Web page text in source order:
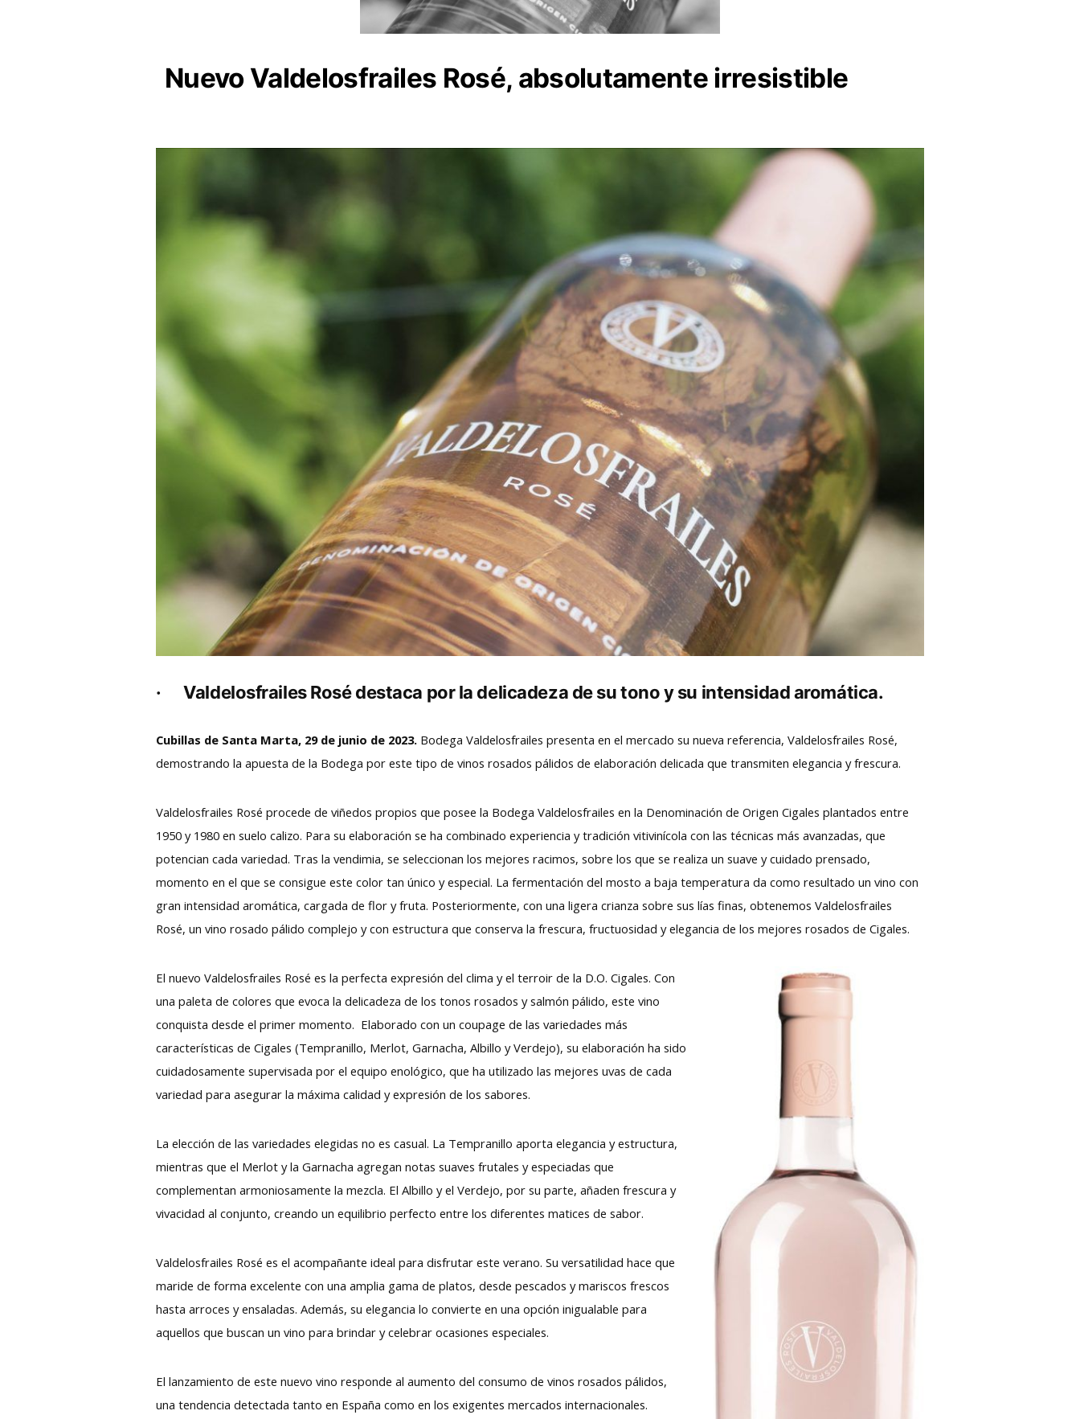
Nuevo Valdelosfrailes Rosé, absolutamente irresistible
· Valdelosfrailes Rosé destaca por la delicadeza de su tono y su intensidad aromática.
Cubillas de Santa Marta, 29 de junio de 2023. Bodega Valdelosfrailes presenta en el mercado su nueva referencia, Valdelosfrailes Rosé,
demostrando la apuesta de la Bodega por este tipo de vinos rosados pálidos de elaboración delicada que transmiten elegancia y frescura.
Valdelosfrailes Rosé procede de viñedos propios que posee la Bodega Valdelosfrailes en la Denominación de Origen Cigales plantados entre
1950 y 1980 en suelo calizo. Para su elaboración se ha combinado experiencia y tradición vitivinícola con las técnicas más avanzadas, que
potencian cada variedad. Tras la vendimia, se seleccionan los mejores racimos, sobre los que se realiza un suave y cuidado prensado,
momento en el que se consigue este color tan único y especial. La fermentación del mosto a baja temperatura da como resultado un vino con
gran intensidad aromática, cargada de flor y fruta. Posteriormente, con una ligera crianza sobre sus lías finas, obtenemos Valdelosfrailes
Rosé, un vino rosado pálido complejo y con estructura que conserva la frescura, fructuosidad y elegancia de los mejores rosados de Cigales.
El nuevo Valdelosfrailes Rosé es la perfecta expresión del clima y el terroir de la D.O. Cigales. Con
una paleta de colores que evoca la delicadeza de los tonos rosados y salmón pálido, este vino
conquista desde el primer momento. Elaborado con un coupage de las variedades más
características de Cigales (Tempranillo, Merlot, Garnacha, Albillo y Verdejo), su elaboración ha sido
cuidadosamente supervisada por el equipo enológico, que ha utilizado las mejores uvas de cada
variedad para asegurar la máxima calidad y expresión de los sabores.
La elección de las variedades elegidas no es casual. La Tempranillo aporta elegancia y estructura,
mientras que el Merlot y la Garnacha agregan notas suaves frutales y especiadas que
complementan armoniosamente la mezcla. El Albillo y el Verdejo, por su parte, añaden frescura y
vivacidad al conjunto, creando un equilibrio perfecto entre los diferentes matices de sabor.
Valdelosfrailes Rosé es el acompañante ideal para disfrutar este verano. Su versatilidad hace que
maride de forma excelente con una amplia gama de platos, desde pescados y mariscos frescos
hasta arroces y ensaladas. Además, su elegancia lo convierte en una opción inigualable para
aquellos que buscan un vino para brindar y celebrar ocasiones especiales.
El lanzamiento de este nuevo vino responde al aumento del consumo de vinos rosados pálidos,
una tendencia detectada tanto en España como en los exigentes mercados internacionales.